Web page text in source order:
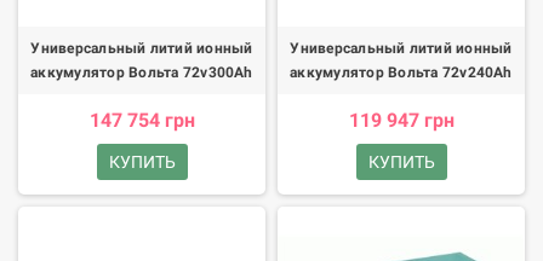
Универсальный литий ионный
аккумулятор Вольта 72v300Ah
147 754 грн
КУПИТЬ
Универсальный литий ионный
аккумулятор Вольта 72v240Ah
119 947 грн
КУПИТЬ